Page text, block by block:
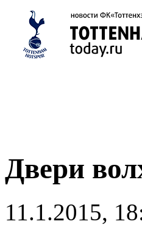
Двери
11.1.2015,